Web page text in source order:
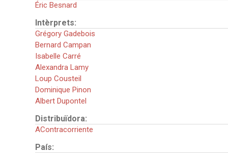
Éric Besnard
Intèrprets:
Grégory Gadebois
Bernard Campan
Isabelle Carré
Alexandra Lamy
Loup Cousteil
Dominique Pinon
Albert Dupontel
Distribuïdora:
AContracorriente
País: